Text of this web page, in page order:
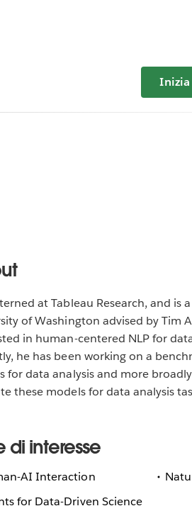
for Piani e prezzi
at Tableau Research, and is
of Washington advised by Tim
in human-centered NLP for
he has been working on a
for data analysis and more
these models for data analysis
di interesse
AI Interaction
for Data-Driven Science